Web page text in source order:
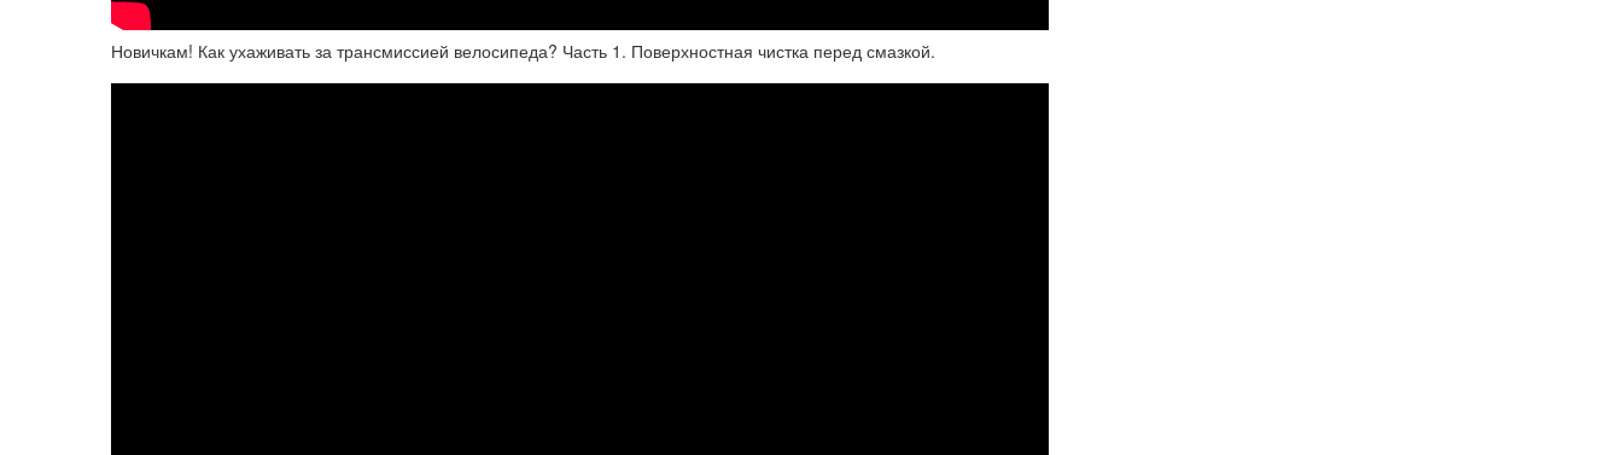
Новичкам! Как ухаживать за трансмиссией велосипеда? Часть 1. Поверхностная чистка перед смазкой.